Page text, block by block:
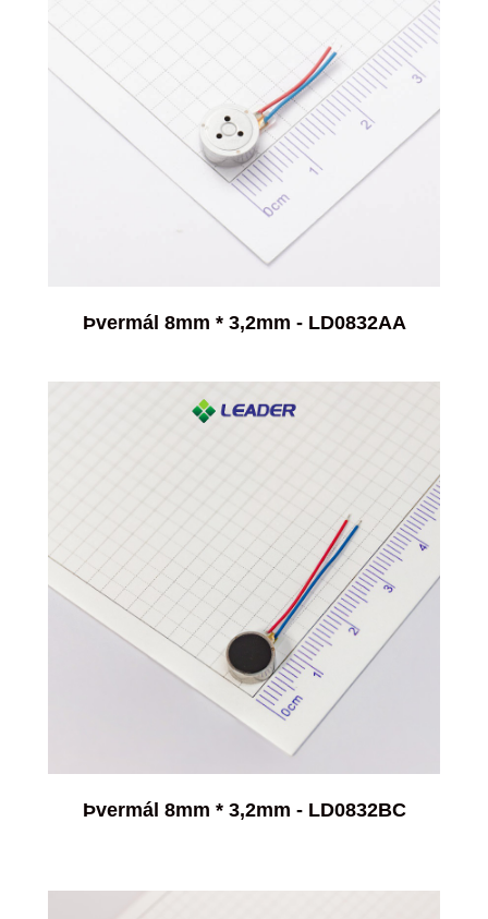
Þvermál 8mm * 3,2mm - LD0832AA
Þvermál 8mm * 3,2mm - LD0832BC